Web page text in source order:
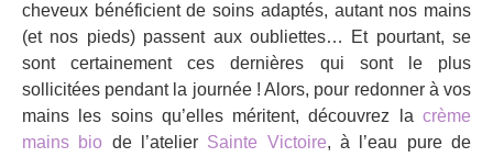
cheveux bénéficient de soins adaptés, autant nos mains
(et nos pieds) passent aux oubliettes… Et pourtant, se
sont certainement ces dernières qui sont le plus
sollicitées pendant la journée ! Alors, pour redonner à vos
mains les soins qu’elles méritent, découvrez la crème
mains bio de l’atelier Sainte Victoire, à l’eau pure de